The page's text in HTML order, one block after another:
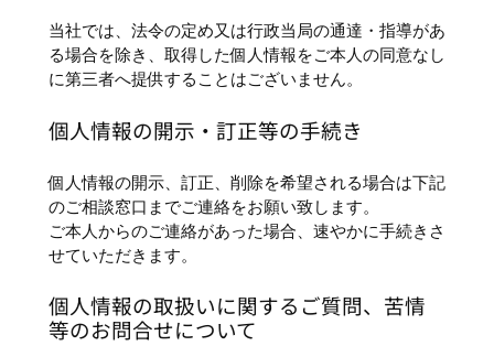
当社では、法令の定め又は行政当局の通達・指導があ
る場合を除き、取得した個人情報をご本人の同意なし
に第三者へ提供することはございません。
個人情報の開示・訂正等の手続き
個人情報の開示、訂正、削除を希望される場合は下記
のご相談窓口までご連絡をお願い致します。
ご本人からのご連絡があった場合、速やかに手続きさ
せていただきます。
個人情報の取扱いに関するご質問、苦情
等のお問合せについて